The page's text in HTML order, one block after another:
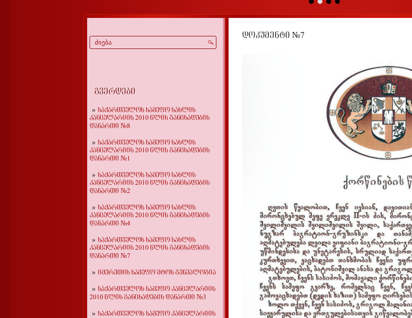
გვერდები
საქართველოს სამეფო სახლის
კანცელარიის 2010 წლის განცხადების
დანართი №8
საქართველოს სამეფო სახლის
კანცელარიის 2010 წლის განცხადების
დანართი №1
საქართველოს სამეფო სახლის
კანცელარიის 2010 წლის განცხადების
დანართი №2
საქართველოს სამეფო სახლის
კანცელარიის 2010 წლის განცხადების
დანართი №4
საქართველოს სამეფო სახლის
კანცელარიის 2010 წლის განცხადების
დანართი №7
იმერეთის სამეფო შტოს გენეალოგია
საქართველოს სამეფო კანცელარიის
2010 წლის განცხადების დანართი №3
საქართველოს სამეფო კანცელარიის
დოკუმენტი №7